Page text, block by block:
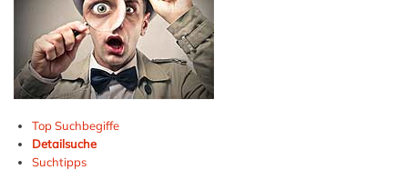
Top Suchbegiffe
Detailsuche
Suchtipps